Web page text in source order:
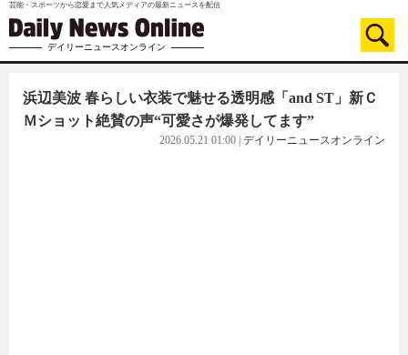
芸能・スポーツから恋愛まで人気メディアの最新ニュースを配信
デイリーニュースオンライン
浜辺美波 春らしい衣装で魅せる透明感「and ST」新Ｃ
Ｍショット絶賛の声“可愛さが爆発してます”
2026.05.21 01:00 デイリーニュースオンライン